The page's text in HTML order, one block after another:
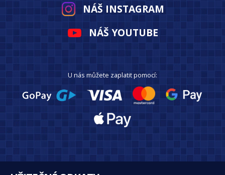
NÁŠ INSTAGRAM
NÁŠ YOUTUBE
U nás můžete zaplatit pomocí: